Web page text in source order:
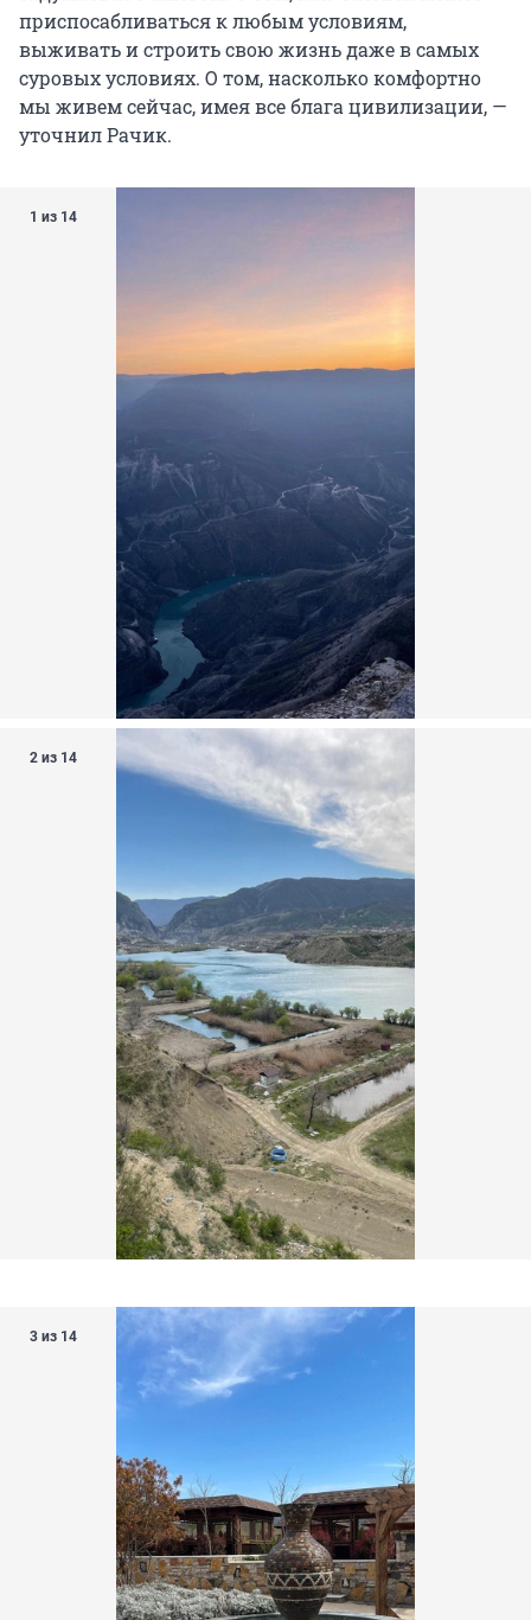
приспосабливаться к любым условиям,
выживать и строить свою жизнь даже в самых
суровых условиях. О том, насколько комфортно
мы живем сейчас, имея все блага цивилизации, —
уточнил Рачик.
1 из 14
2 из 14
3 из 14